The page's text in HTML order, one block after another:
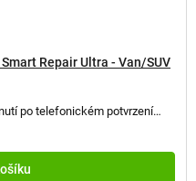
Repair Ultra - Van/SUV
po telefonickém potvrzení